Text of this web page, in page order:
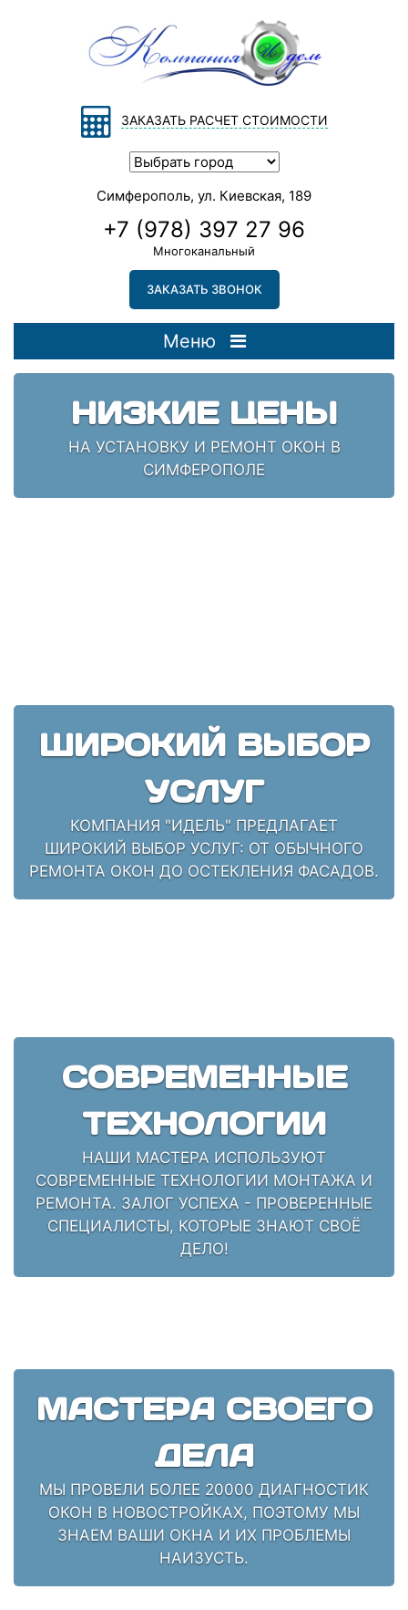
ЗАКАЗАТЬ РАСЧЕТ СТОИМОСТИ
Симферополь, ул. Киевская, 189
+7 (978) 397 27 96
Многоканальный
ЗАКАЗАТЬ ЗВОНОК
Меню
НИЗКИЕ ЦЕНЫ
НА УСТАНОВКУ И РЕМОНТ ОКОН В
СИМФЕРОПОЛЕ
ШИРОКИЙ ВЫБОР
УСЛУГ
КОМПАНИЯ "ИДЕЛЬ" ПРЕДЛАГАЕТ
ШИРОКИЙ ВЫБОР УСЛУГ: ОТ ОБЫЧНОГО
РЕМОНТА ОКОН ДО ОСТЕКЛЕНИЯ ФАСАДОВ.
СОВРЕМЕННЫЕ
ТЕХНОЛОГИИ
НАШИ МАСТЕРА ИСПОЛЬЗУЮТ
СОВРЕМЕННЫЕ ТЕХНОЛОГИИ МОНТАЖА И
РЕМОНТА. ЗАЛОГ УСПЕХА - ПРОВЕРЕННЫЕ
СПЕЦИАЛИСТЫ, КОТОРЫЕ ЗНАЮТ СВОЁ
ДЕЛО!
МАСТЕРА СВОЕГО
ДЕЛА
МЫ ПРОВЕЛИ БОЛЕЕ 20000 ДИАГНОСТИК
ОКОН В НОВОСТРОЙКАХ, ПОЭТОМУ МЫ
ЗНАЕМ ВАШИ ОКНА И ИХ ПРОБЛЕМЫ
НАИЗУСТЬ.